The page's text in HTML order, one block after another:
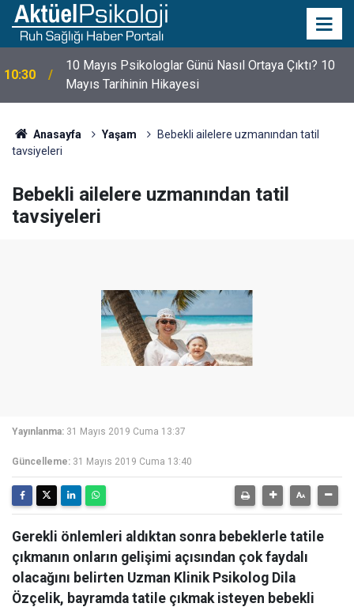
10:30
10 Mayıs Psikologlar Günü Nasıl Ortaya Çıktı? 10
Mayıs Tarihinin Hikayesi
Anasayfa Yaşam
Bebekli ailelere uzmanından tatil
tavsiyeleri
Bebekli ailelere uzmanından tatil
tavsiyeleri
Yayınlanma: 31 Mayıs 2019 Cuma 13:37
Güncelleme: 31 Mayıs 2019 Cuma 13:40
Gerekli önlemleri aldıktan sonra bebeklerle tatile
çıkmanın onların gelişimi açısından çok faydalı
olacağını belirten Uzman Klinik Psikolog Dila
Özçelik, bayramda tatile çıkmak isteyen bebekli